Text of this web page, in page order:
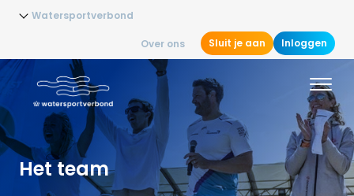
Watersportverbond
Over ons Sluit je aan Inloggen
Het team